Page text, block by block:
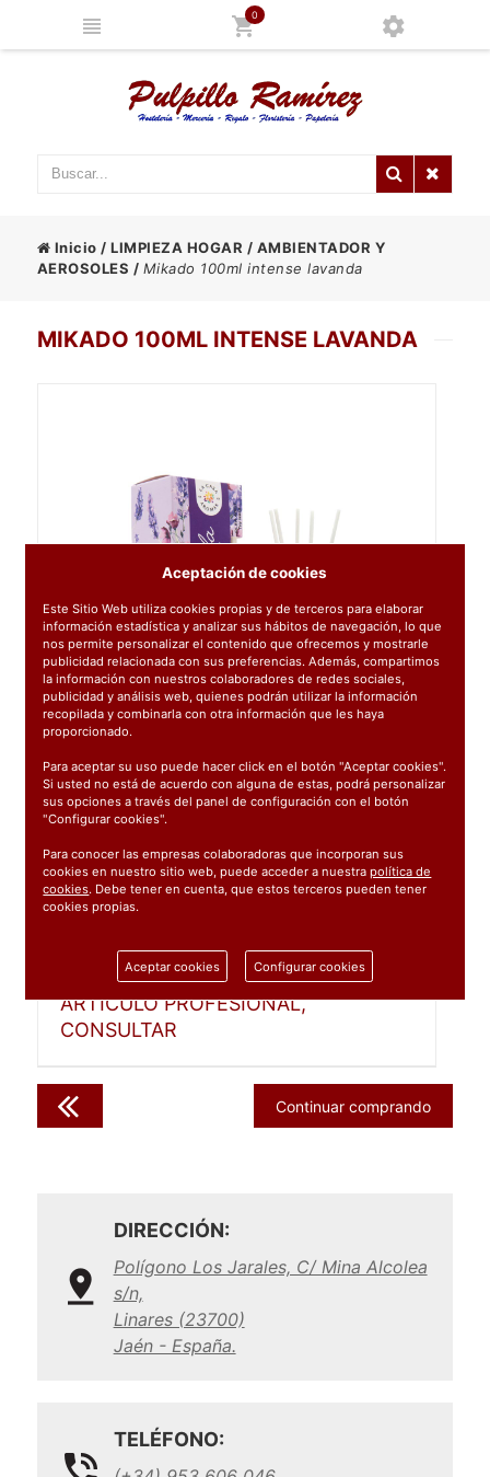
0
Inicio /LIMPIEZA HOGAR / AMBIENTADOR Y
AEROSOLES / Mikado 100ml intense lavanda
MIKADO 100ML INTENSE LAVANDA
Ref:004819
ARTICULO PROFESIONAL,
CONSULTAR
Continuar comprando
DIRECCIÓN:
Polígono Los Jarales, C/ Mina Alcolea
s/n,
Linares (23700)
Jaén - España.
TELÉFONO:
Aceptación de cookies
Este Sitio Web utiliza cookies propias y de terceros para elaborar
información estadística y analizar sus hábitos de navegación, lo que
nos permite personalizar el contenido que ofrecemos y mostrarle
publicidad relacionada con sus preferencias. Además, compartimos
la información con nuestros colaboradores de redes sociales,
publicidad y análisis web, quienes podrán utilizar la información
recopilada y combinarla con otra información que les haya
proporcionado.
Para aceptar su uso puede hacer click en el botón "Aceptar cookies".
Si usted no está de acuerdo con alguna de estas, podrá personalizar
sus opciones a través del panel de configuración con el botón
"Configurar cookies".
Para conocer las empresas colaboradoras que incorporan sus
cookies en nuestro sitio web, puede acceder a nuestrapolítica de
cookies. Debe tener en cuenta, que estos terceros pueden tener
cookies propias.
Aceptar cookies Configurar cookies